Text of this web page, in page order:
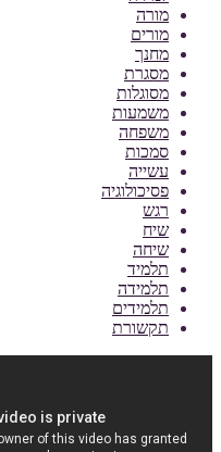
מורה
מורים
מחנך
מסגרת
מסוגלות
משמעות
משפחה
סמכות
עשייה
פסיכולוגיה
רגש
שיח
שיחה
תלמיד
תלמידה
תלמידים
תקשורת